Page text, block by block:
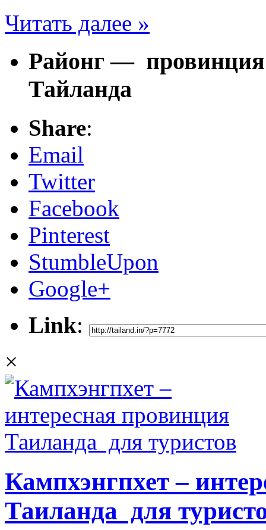
Читать далее »
Районг — провинция
Тайланда
Share:
Email
Twitter
Facebook
Pinterest
StumbleUpon
Google+
Link:
×
Кампхэнгпхет –
Таиланда для